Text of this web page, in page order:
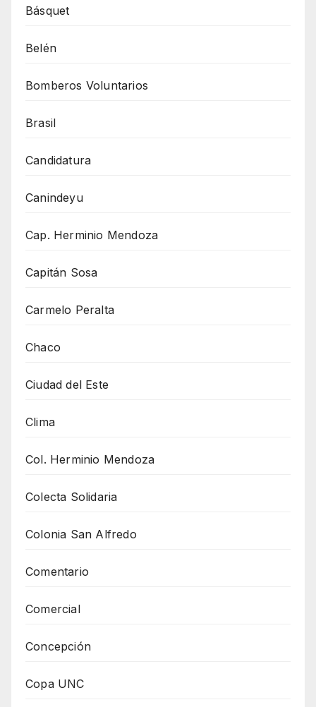
Básquet
Belén
Bomberos Voluntarios
Brasil
Candidatura
Canindeyu
Cap. Herminio Mendoza
Capitán Sosa
Carmelo Peralta
Chaco
Ciudad del Este
Clima
Col. Herminio Mendoza
Colecta Solidaria
Colonia San Alfredo
Comentario
Comercial
Concepción
Copa UNC